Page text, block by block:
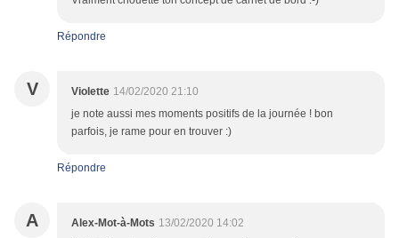
Répondre
V Violette 14/02/2020 21:10
je note aussi mes moments positifs de la journée ! bon
parfois, je rame pour en trouver :)
Répondre
A Alex-Mot-à-Mots 13/02/2020 14:02